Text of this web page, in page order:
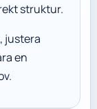
struktur.
justera
en